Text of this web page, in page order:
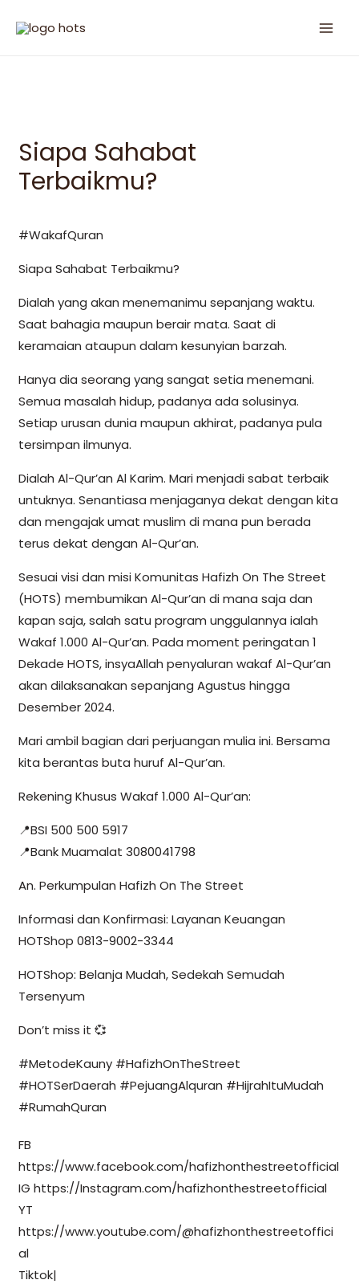
Siapa Sahabat
Terbaikmu?
#WakafQuran
Siapa Sahabat Terbaikmu?
Dialah yang akan menemanimu sepanjang waktu.
Saat bahagia maupun berair mata. Saat di
keramaian ataupun dalam kesunyian barzah.
Hanya dia seorang yang sangat setia menemani.
Semua masalah hidup, padanya ada solusinya.
Setiap urusan dunia maupun akhirat, padanya pula
tersimpan ilmunya.
Dialah Al-Qur’an Al Karim. Mari menjadi sabat terbaik
untuknya. Senantiasa menjaganya dekat dengan kita
dan mengajak umat muslim di mana pun berada
terus dekat dengan Al-Qur’an.
Sesuai visi dan misi Komunitas Hafizh On The Street
(HOTS) membumikan Al-Qur’an di mana saja dan
kapan saja, salah satu program unggulannya ialah
Wakaf 1.000 Al-Qur’an. Pada moment peringatan 1
Dekade HOTS, insyaAllah penyaluran wakaf Al-Qur’an
akan dilaksanakan sepanjang Agustus hingga
Desember 2024.
Mari ambil bagian dari perjuangan mulia ini. Bersama
kita berantas buta huruf Al-Qur’an.
Rekening Khusus Wakaf 1.000 Al-Qur’an:
📍BSI 500 500 5917
📍Bank Muamalat 3080041798
An. Perkumpulan Hafizh On The Street
Informasi dan Konfirmasi: Layanan Keuangan
HOTShop 0813-9002-3344
HOTShop: Belanja Mudah, Sedekah Semudah
Tersenyum
Don’t miss it 💞
#MetodeKauny #HafizhOnTheStreet
#HOTSerDaerah #PejuangAlquran #HijrahItuMudah
#RumahQuran
FB
https://www.facebook.com/hafizhonthestreetofficial
IG https://Instagram.com/hafizhonthestreetofficial
YT
https://www.youtube.com/@hafizhonthestreetoffici
al
Tiktok|